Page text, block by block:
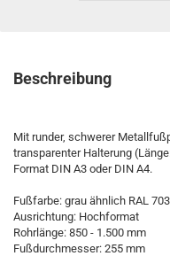
Beschreibung
Mit runder, schwerer
transparenter Halterung
Format DIN A3 oder DIN A4.
Fußfarbe: grau ähnlich RAL
Ausrichtung: Hochformat
Rohrlänge: 850 - 1.500 mm
Fußdurchmesser: 255 mm